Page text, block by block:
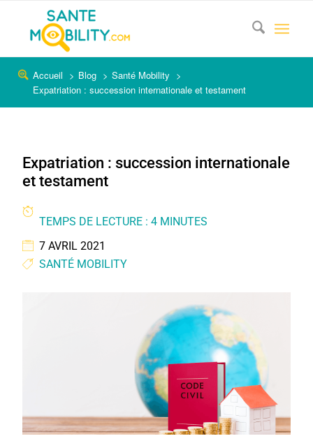
Accueil Blog
Santé Mobility
Expatriation : succession internationale et testament
Expatriation : succession internationale
et testament
TEMPS DE LECTURE : 4 MINUTES
7 AVRIL 2021
SANTÉ MOBILITY